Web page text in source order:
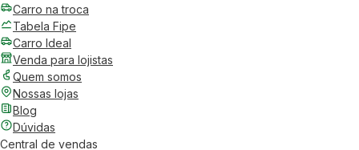
Carro na troca
Tabela Fipe
Carro Ideal
Venda para lojistas
Quem somos
Nossas lojas
Blog
Dúvidas
Central de vendas